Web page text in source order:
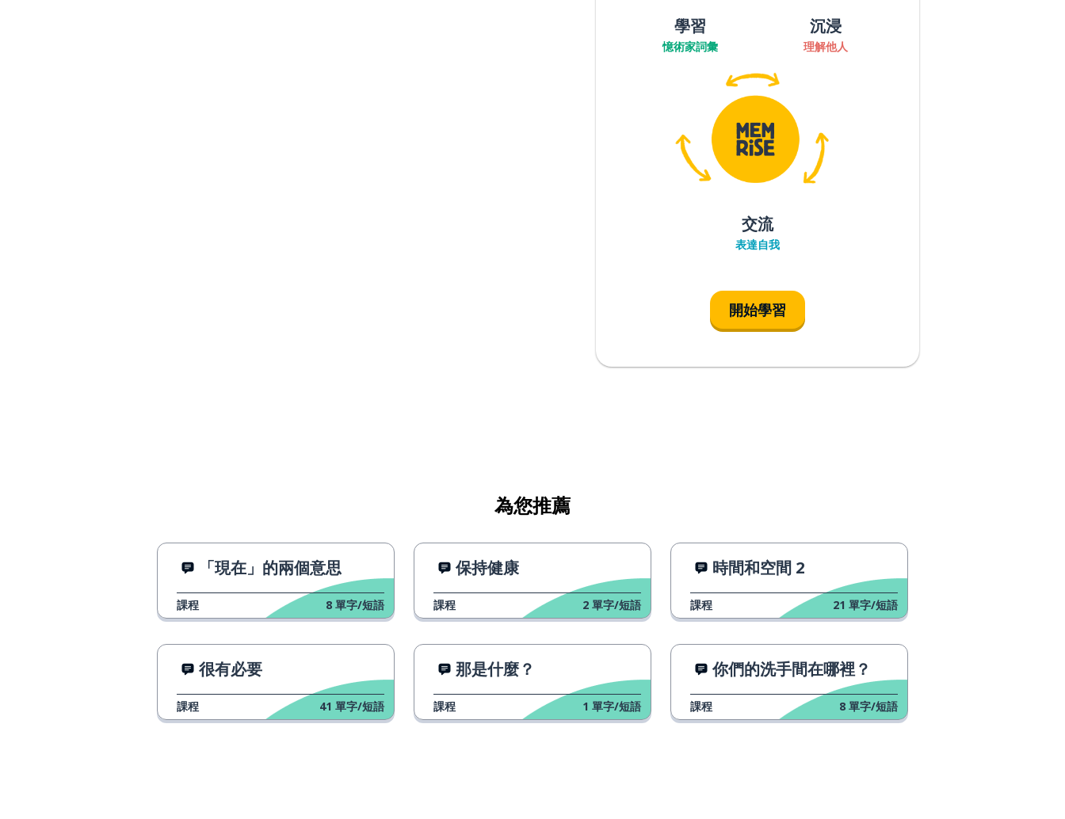
學習
憶術家詞彙
沉浸
理解他人
交流
表達自我
開始學習
為您推薦
「現在」的兩個意思
課程 8 單字/短語
保持健康
課程 2 單字/短語
時間和空間 2
課程 21 單字/短語
很有必要
課程 41 單字/短語
那是什麼？
課程 1 單字/短語
你們的洗手間在哪裡？
課程 8 單字/短語